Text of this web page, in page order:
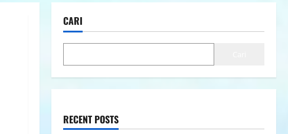
CARI
RECENT POSTS